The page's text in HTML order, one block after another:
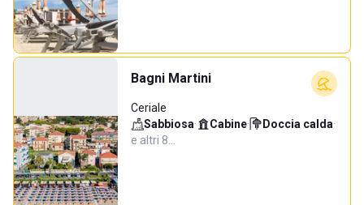
Bagni Martini
Ceriale
Sabbiosa· Cabine· Doccia calda·
e altri 8…